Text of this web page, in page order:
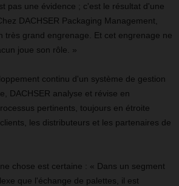
pas une évidence ; c'est le résultat d'une
DACHSER Packaging Management,
très grand engrenage. Et cet engrenage ne
joue son rôle. »
continu d'un système de gestion
DACHSER analyse et révise en
pertinents, toujours en étroite
les distributeurs et les partenaires de
chose est certaine : « Dans un segment
que l'échange de palettes, il est